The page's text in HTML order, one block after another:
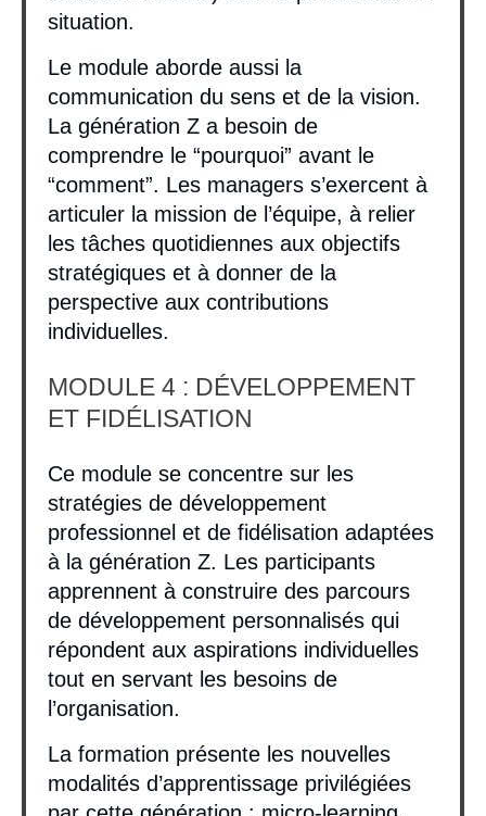
situation.
Le module aborde aussi la
communication du sens et de la vision.
La génération Z a besoin de
comprendre le “pourquoi” avant le
“comment”. Les managers s’exercent à
articuler la mission de l’équipe, à relier
les tâches quotidiennes aux objectifs
stratégiques et à donner de la
perspective aux contributions
individuelles.
MODULE 4 : DÉVELOPPEMENT
ET FIDÉLISATION
Ce module se concentre sur les
stratégies de développement
professionnel et de fidélisation adaptées
à la génération Z. Les participants
apprennent à construire des parcours
de développement personnalisés qui
répondent aux aspirations individuelles
tout en servant les besoins de
l’organisation.
La formation présente les nouvelles
modalités d’apprentissage privilégiées